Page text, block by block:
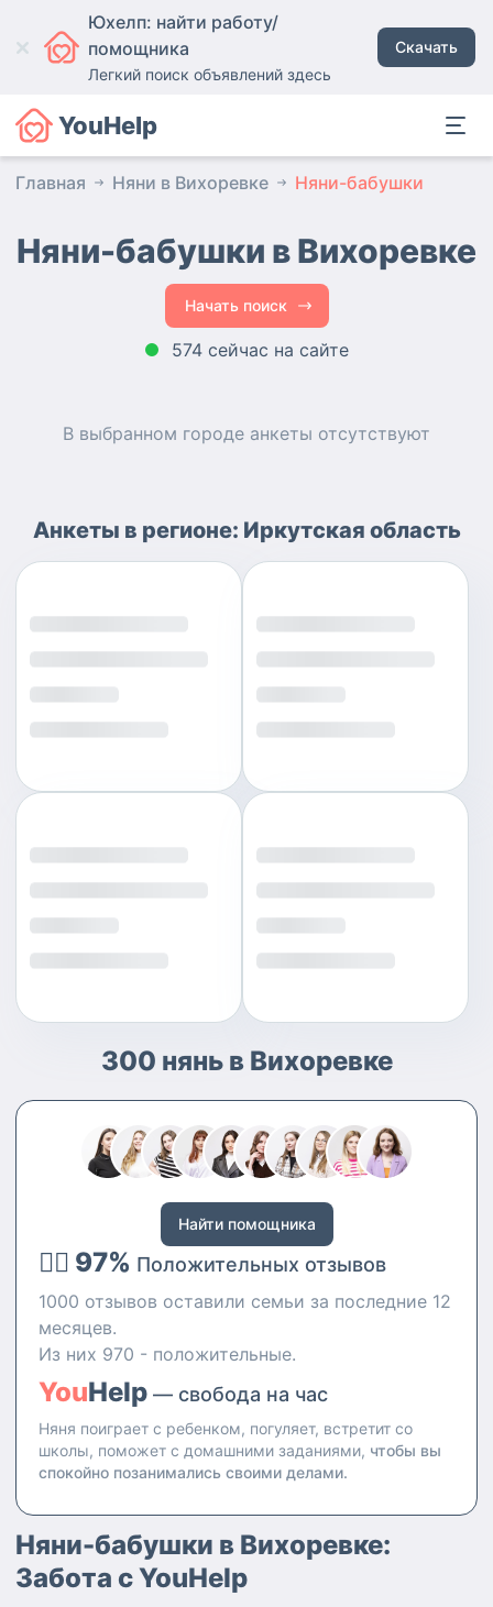
Юхелп: найти работу/
помощника
Легкий поиск объявлений здесь
Скачать
YouHelp
Главная Няни в Вихоревке Няни-бабушки
Няни-бабушки в Вихоревке
Начать поиск
574 сейчас на сайте
В выбранном городе анкеты отсутствуют
Анкеты в регионе: Иркутская область
300 нянь в Вихоревке
Найти помощника
👍🏻 97% Положительных отзывов
1000 отзывов оставили семьи за последние 12
месяцев.
Из них 970 - положительные.
YouHelp — свобода на час
Няня поиграет с ребенком, погуляет, встретит со
школы, поможет с домашними заданиями, чтобы вы
спокойно позанимались своими делами.
Няни-бабушки в Вихоревке:
Забота с YouHelp